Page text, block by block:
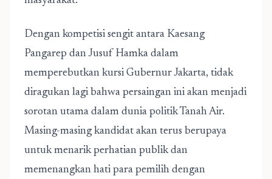
Dengan kompetisi sengit antara Kaesang
Pangarep dan Jusuf Hamka dalam
memperebutkan kursi Gubernur Jakarta, tidak
diragukan lagi bahwa persaingan ini akan menjadi
sorotan utama dalam dunia politik Tanah Air.
Masing-masing kandidat akan terus berupaya
untuk menarik perhatian publik dan
memenangkan hati para pemilih dengan